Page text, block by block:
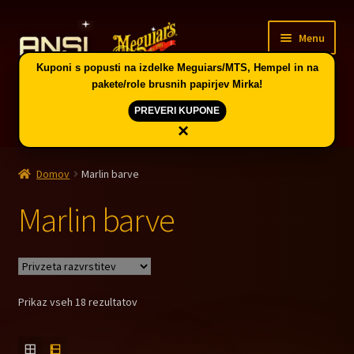
to
navigation
to
content
Menu
Domov
Ponudba v Celju
Meguiar’s avtokozmetika
Domov Marlin barve
Marlin barve
Prikaz vseh 18 rezultatov
Kuponi s popusti na izdelke Meguiars/MTS, Hempel in na
pakete/role brusnih papirjev Mirka!
PREVERI KUPONE
×